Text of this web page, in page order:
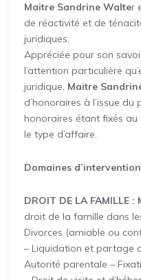
Maitre Sandrine Walter
de réactivité et de
juridiques.
Appréciée pour son
l’attention particulière
juridique, Maitre
d’honoraires à l’issue
honoraires étant fixés
le type d’affaire.
Domaines
DROIT DE LA FAMILLE
droit de la famille dans
Divorces (amiable ou
– Liquidation et partage
Autorité parentale –